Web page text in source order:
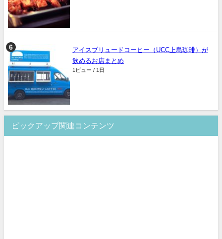
アイスブリュードコーヒー（UCC上島珈琲）が
飲めるお店まとめ
1ビュー / 1日
ピックアップ関連コンテンツ